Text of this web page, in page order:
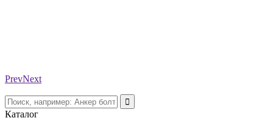
PrevNext
Каталог